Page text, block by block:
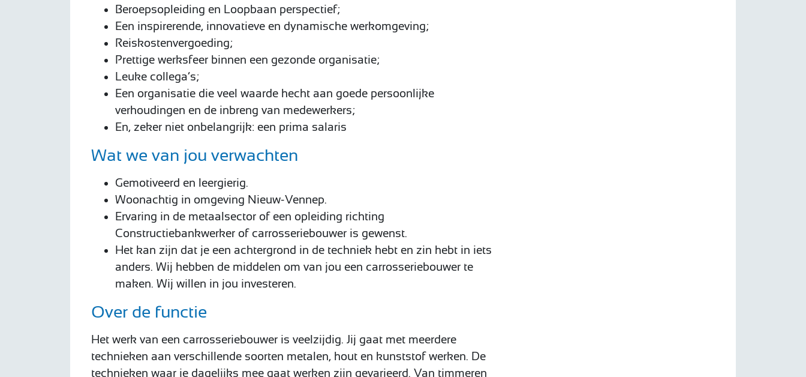
Beroepsopleiding en Loopbaan perspectief;
Een inspirerende, innovatieve en dynamische werkomgeving;
Reiskostenvergoeding;
Prettige werksfeer binnen een gezonde organisatie;
Leuke collega’s;
Een organisatie die veel waarde hecht aan goede persoonlijke
verhoudingen en de inbreng van medewerkers;
En, zeker niet onbelangrijk: een prima salaris
Wat we van jou verwachten
Gemotiveerd en leergierig.
Woonachtig in omgeving Nieuw-Vennep.
Ervaring in de metaalsector of een opleiding richting
Constructiebankwerker of carrosseriebouwer is gewenst.
Het kan zijn dat je een achtergrond in de techniek hebt en zin hebt in iets
anders. Wij hebben de middelen om van jou een carrosseriebouwer te
maken. Wij willen in jou investeren.
Over de functie
Het werk van een carrosseriebouwer is veelzijdig. Jij gaat met meerdere
technieken aan verschillende soorten metalen, hout en kunststof werken. De
technieken waar je dagelijks mee gaat werken zijn gevarieerd. Van timmeren